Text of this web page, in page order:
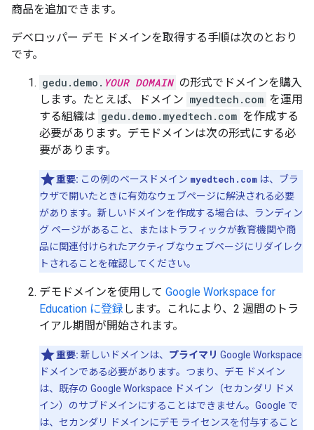
商品を追加できます。
デベロッパー デモ ドメインを取得する手順は次のとおり
です。
gedu.demo. YOUR DOMAIN の形式でドメインを購入
します。たとえば、ドメイン myedtech.com を運用
する組織は gedu.demo.myedtech.com を作成する
必要があります。デモドメインは次の形式にする必
要があります。
重要: この例のベースドメイン myedtech.com は、ブラ
ウザで開いたときに有効なウェブページに解決される必要
があります。新しいドメインを作成する場合は、ランディン
グ ページがあること、またはトラフィックが教育機関や商
品に関連付けられたアクティブなウェブページにリダイレク
トされることを確認してください。
デモドメインを使用して Google Workspace for
Education に登録 します。これにより、2 週間のトラ
イアル期間が開始されます。
重要: 新しいドメインは、 プライマリ Google Workspace
ドメインである必要があります。つまり、デモ ドメイン
は、既存の Google Workspace ドメイン（セカンダリ ドメ
イン）のサブドメインにすることはできません。 Google で
は、セカンダリ ドメインにデモ ライセンスを付与すること